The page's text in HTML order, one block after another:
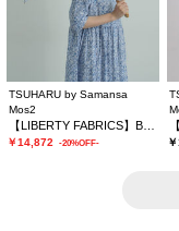
TSUHARU by Samansa
Mos2
￥14,872 -20%OFF-